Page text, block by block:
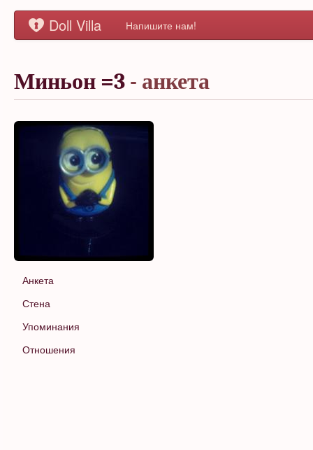
Doll Villa Напишите нам!
Миньон =3 - анкета
Анкета
Стена
Упоминания
Отношения